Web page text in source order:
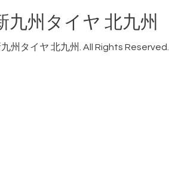
州タイヤ 北九州
州タイヤ 北九州. All Rights Reserved.